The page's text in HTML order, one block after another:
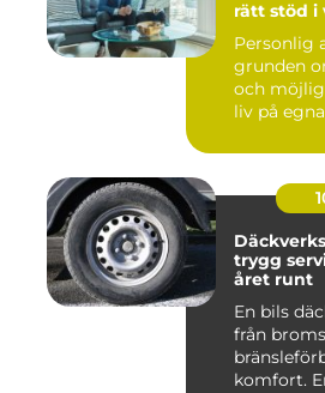
rätt stöd i
Personlig
grunden
och
liv på
trygg
året runt
En bils
från
komfort.